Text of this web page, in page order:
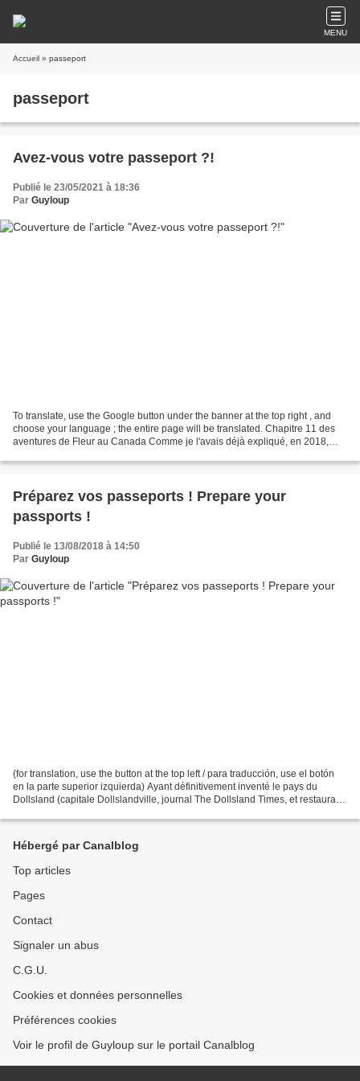
MENU
Accueil » passeport
passeport
Avez-vous votre passeport ?!
Publié le 23/05/2021 à 18:36
Par Guyloup
To translate, use the Google button under the banner at the top right , and
choose your language ; the entire page will be translated. Chapitre 11 des
aventures de Fleur au Canada Comme je l'avais déjà expliqué, en 2018,
Préparez vos passeports ! Prepare your
passports !
Publié le 13/08/2018 à 14:50
Par Guyloup
(for translation, use the button at the top left / para traducción, use el botón
en la parte superior izquierda) Ayant définitivement inventé le pays du
Dollsland (capitale Dollslandville, journal The Dollsland Times, et restaurant
Hébergé par Canalblog
Top articles
Pages
Contact
Signaler un abus
C.G.U.
Cookies et données personnelles
Préférences cookies
Voir le profil de Guyloup sur le portail Canalblog